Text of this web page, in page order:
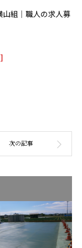
組｜職人の求人募